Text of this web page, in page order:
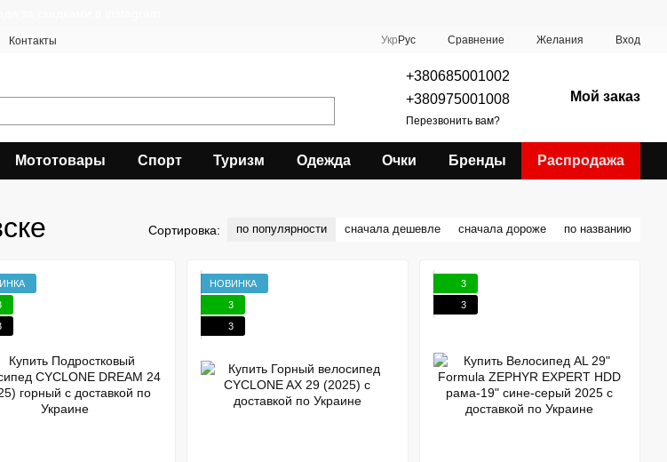
Контакты Укр Рус Сравнение Желания Вход
+380685001002
+380975001008
Перезвонить вам?
Мой заказ
Мототовары Спорт Туризм Одежда Очки Бренды Распродажа
Сортировка: по популярности сначала дешевле сначала дороже по названию
НОВИНКА
3
3
3
3